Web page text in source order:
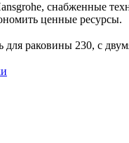
снабженные
ценные ресурсы.
для раковины 230, с